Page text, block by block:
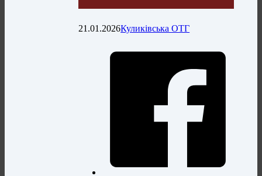
21.01.2026Куликівська ОТГ